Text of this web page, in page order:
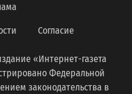
Согласие
«Интернет-газета
Федеральной
законодательства в